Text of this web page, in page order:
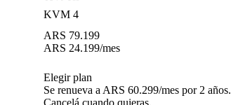
KVM 4
ARS 79.199
ARS 24.199/mes
Elegir plan
Se renueva a ARS 60.299/mes por 2 años.
Cancelá cuando quieras.